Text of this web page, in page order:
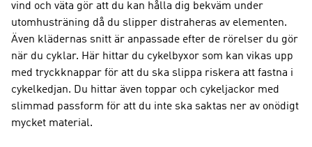
vind och väta gör att du kan hålla dig bekväm under
utomhusträning då du slipper distraheras av elementen.
Även klädernas snitt är anpassade efter de rörelser du gör
när du cyklar. Här hittar du cykelbyxor som kan vikas upp
med tryckknappar för att du ska slippa riskera att fastna i
cykelkedjan. Du hittar även toppar och cykeljackor med
slimmad passform för att du inte ska saktas ner av onödigt
mycket material.